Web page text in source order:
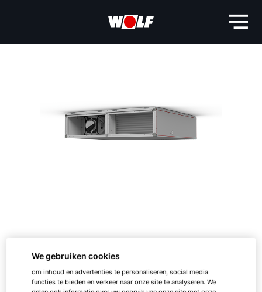
We gebruiken cookies
om inhoud en advertenties te personaliseren, social media
functies te bieden en verkeer naar onze site te analyseren. We